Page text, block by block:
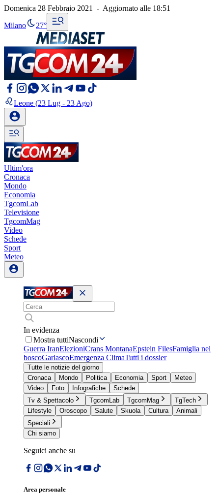
Domenica 28 Febbraio 2021 - Aggiornato alle 18:51
Milano 27°
Leone (23 Lug - 23 Ago)
Ultim'ora
Cronaca
Mondo
Economia
TgcomLab
Televisione
TgcomMag
Video
Schede
Sport
Meteo
In evidenza
Mostra tuttiNascondi
Guerra IranElezioniCrans MontanaEpstein FilesFamiglia nel
boscoGarlascoEmergenza ClimaTutti i dossier
Tutte le notizie del giorno
Cronaca
Mondo Politica Economia Sport
Meteo
Video
Foto Infografiche
Schede
Tv & Spettacolo
TgcomLab TgcomMag
TgTech
Lifestyle
Oroscopo Salute Skuola Cultura
Animali
Speciali
Chi siamo
Seguici anche su
Area personale